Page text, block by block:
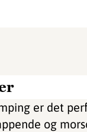
er det
og